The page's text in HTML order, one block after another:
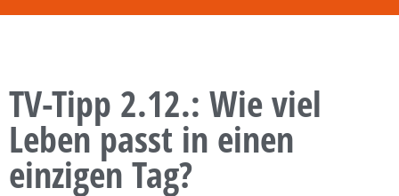
TV-Tipp 2.12.: Wie viel
Leben passt in einen
einzigen Tag?